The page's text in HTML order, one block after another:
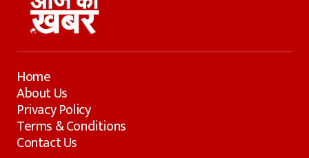
Home
About Us
Privacy Policy
Terms & Conditions
Contact Us